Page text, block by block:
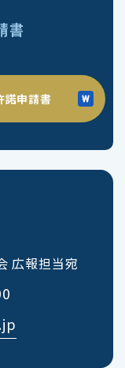
書
諾申請書
広報担当宛